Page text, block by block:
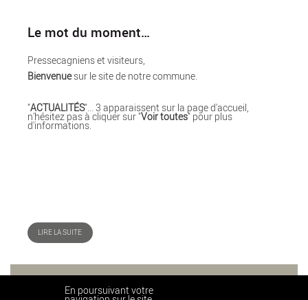
Le mot du moment…
Pressecagniens et visiteurs,
Bienvenuesur le site de notre commune.
"ACTUALITÉS"... 3 apparaissent sur la page d'accueil,
n'hésitez pas à cliquer sur "Voir toutes" pour plus
d'informations.
LIRE LA SUITE
En poursuivant votre